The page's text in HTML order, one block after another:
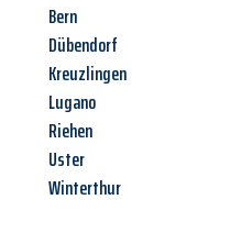
Bern
Dübendorf
Kreuzlingen
Lugano
Riehen
Uster
Winterthur